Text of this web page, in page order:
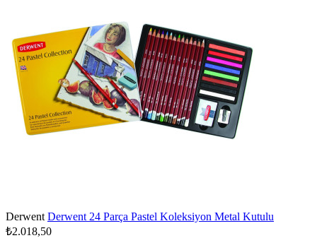
Derwent Derwent 24 Parça Pastel Koleksiyon Metal Kutulu
₺2.018,50